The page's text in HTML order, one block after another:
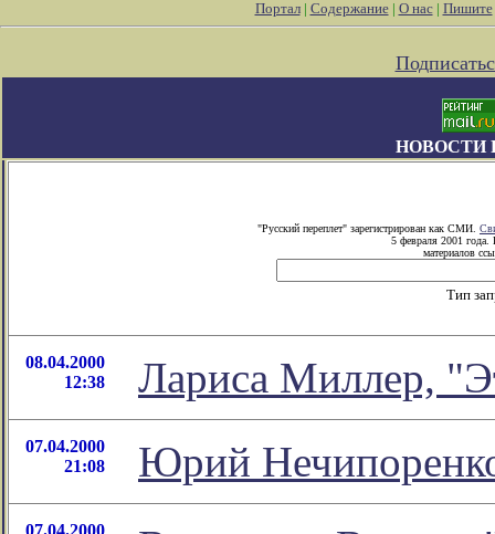
Портал| Содержание| О нас| Пишите
НОВОСТИ
"Русский переплет" зарегистрирован как СМИ.
5 февраля 2001 года.
материалов
Тип
08.04.2000
12:38
Лариса Миллер,
07.04.2000
21:08
Юрий
07.04.2000